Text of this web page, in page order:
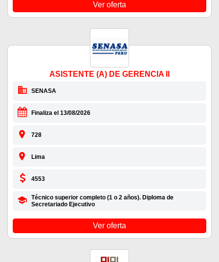
Ver oferta
ASISTENTE (A) DE GERENCIA II
SENASA
Finaliza el 13/08/2026
728
Lima
4553
Técnico superior completo (1 o 2 años). Diploma de
Secretariado Ejecutivo
Ver oferta